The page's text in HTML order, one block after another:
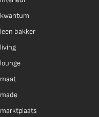
kwantum
leen bakker
living
lounge
maat
made
marktplaats